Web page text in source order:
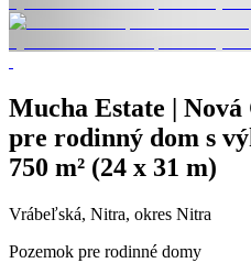
Mucha Estate |
pre rodinný dom s
750 m² (24 x 31 m)
Vrábeľská, Nitra, okres Nitra
Pozemok pre rodinné domy